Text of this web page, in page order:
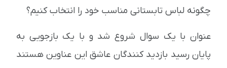
چگونه لباس تابستانی مناسب خود را انتخاب کنیم؟
عنوان با یک سوال شروع شد و با یک بازجویی به
پایان رسید بازدید کنندگان عاشق این عناوین هستند